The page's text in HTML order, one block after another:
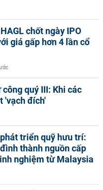
chốt ngày IPO
giá gấp hơn 4 lần cổ
quý III: Khi các
'vạch đích'
triển quỹ hưu trí:
thành nguồn cấp
nghiệm từ Malaysia